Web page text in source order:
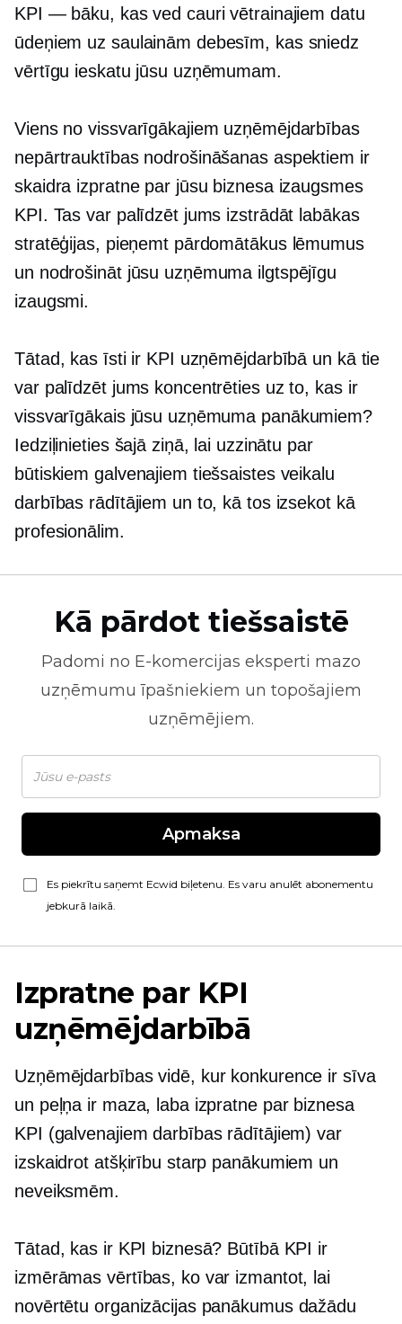
KPI — bāku, kas ved cauri vētrainajiem datu
ūdeņiem uz saulainām debesīm, kas sniedz
vērtīgu ieskatu jūsu uzņēmumam.
Viens no vissvarīgākajiem uzņēmējdarbības
nepārtrauktības nodrošināšanas aspektiem ir
skaidra izpratne par jūsu biznesa izaugsmes
KPI. Tas var palīdzēt jums izstrādāt labākas
stratēģijas, pieņemt pārdomātākus lēmumus
un nodrošināt jūsu uzņēmuma ilgtspējīgu
izaugsmi.
Tātad, kas īsti ir KPI uzņēmējdarbībā un kā tie
var palīdzēt jums koncentrēties uz to, kas ir
vissvarīgākais jūsu uzņēmuma panākumiem?
Iedziļinieties šajā ziņā, lai uzzinātu par
būtiskiem galvenajiem tiešsaistes veikalu
darbības rādītājiem un to, kā tos izsekot kā
profesionālim.
Kā pārdot tiešsaistē
Padomi no E-komercijas eksperti mazo
uzņēmumu īpašniekiem un topošajiem
uzņēmējiem.
Apmaksa
Es piekrītu saņemt Ecwid biļetenu. Es varu anulēt abonementu
jebkurā laikā.
Izpratne par KPI
uzņēmējdarbībā
Uzņēmējdarbības vidē, kur konkurence ir sīva
un peļņa ir maza, laba izpratne par biznesa
KPI (galvenajiem darbības rādītājiem) var
izskaidrot atšķirību starp panākumiem un
neveiksmēm.
Tātad, kas ir KPI biznesā? Būtībā KPI ir
izmērāmas vērtības, ko var izmantot, lai
novērtētu organizācijas panākumus dažādu